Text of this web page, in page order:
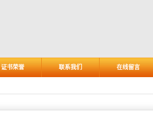
证书荣誉 联系我们 在线留言